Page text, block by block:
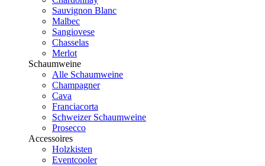
Sauvignon Blanc
Malbec
Sangiovese
Chasselas
Merlot
Schaumweine
Alle Schaumweine
Champagner
Cava
Franciacorta
Schweizer Schaumweine
Prosecco
Accessoires
Holzkisten
Eventcooler